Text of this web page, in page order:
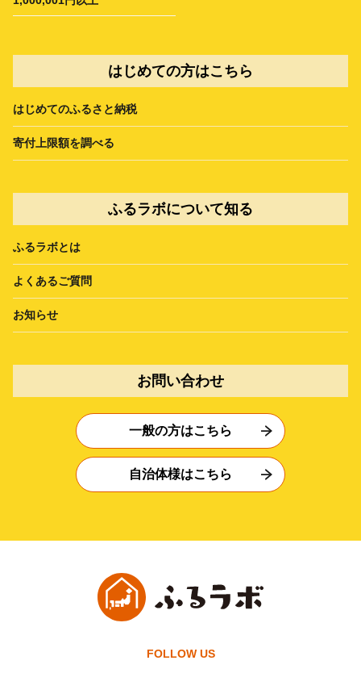
はじめての方はこちら
はじめてのふるさと納税
寄付上限額を調べる
ふるラボについて知る
ふるラボとは
よくあるご質問
お知らせ
お問い合わせ
一般の方はこちら
自治体様はこちら
FOLLOW US